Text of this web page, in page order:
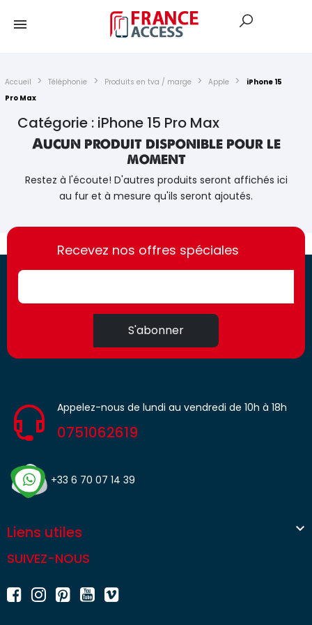
Accueil Téléphonie Produits en tva / marge Apple
iPhone 15
Pro Max
Catégorie : iPhone 15 Pro Max
Aucun produit disponible pour le
moment
Restez à l'écoute! D'autres produits seront affichés ici
au fur et à mesure qu'ils seront ajoutés.
https://france-
access.fr
https://france-
access.fr
Recevez nos offres spéciales
S'abonner
Appelez-nous de lundi au vendredi de 10h à 18h
0751062619
+33 6 70 07 14 39
Liens utiles 
SUIVEZ-NOUS